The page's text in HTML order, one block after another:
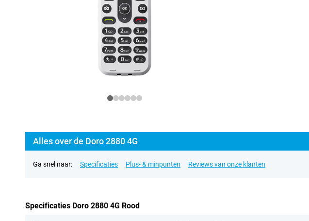
Alles over de Doro 2880 4G
Ga snel naar: Specificaties Plus- & minpunten Reviews van onze klanten
Specificaties Doro 2880 4G Rood